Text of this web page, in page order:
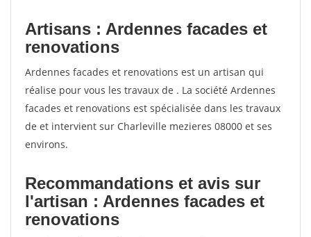
Artisans : Ardennes facades et
renovations
Ardennes facades et renovations est un artisan qui
réalise pour vous les travaux de . La société Ardennes
facades et renovations est spécialisée dans les travaux
de et intervient sur Charleville mezieres 08000 et ses
environs.
Recommandations et avis sur
l'artisan : Ardennes facades et
renovations